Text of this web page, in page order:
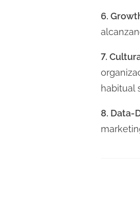
a
d
6.
7.
habitual
8. Data-